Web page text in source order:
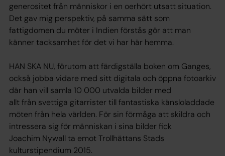
generositet från människor i en oerhört utsatt situation.
Det gav mig perspektiv, på samma sätt som
fattigdomen du möter i Indien förstås gör att man
känner tacksamhet för det vi har här hemma.
HAN SKA NU, förutom att färdigställa boken om Ganges,
också jobba vidare med sitt digitala och öppna fotoarkiv
där han vill samla 10 000 utvalda bilder med
allt från svettiga gitarrister till fantastiska känsloladdade
möten från hela världen. För sin förmåga att skildra och
intressera sig för människan i sina bilder fick
Joachim Nywall ta emot Trollhättans Stads
kulturstipendium 2015.